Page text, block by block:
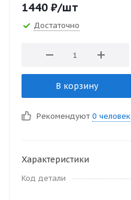
1440 ₽/шт
Достаточно
В корзину
Рекомендуют 0 человек
Характеристики
Код детали